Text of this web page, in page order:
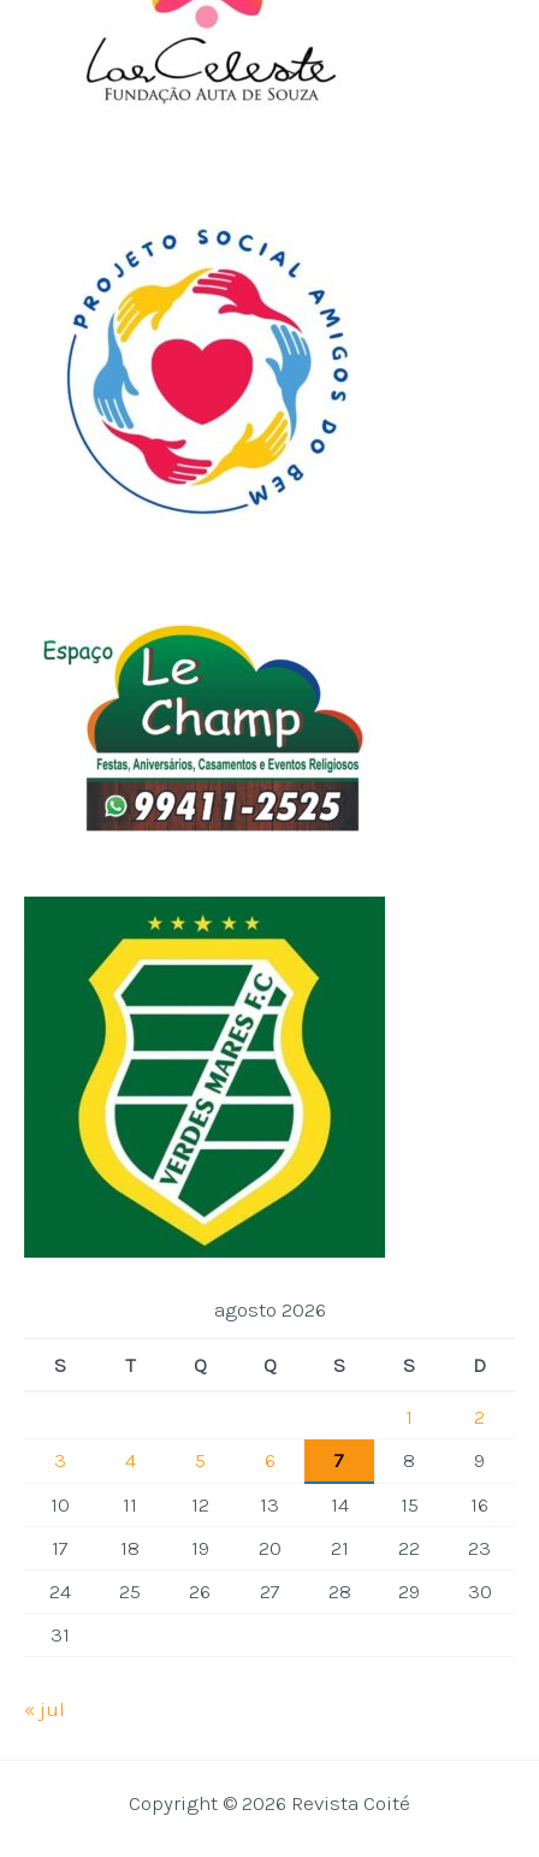
agosto 2026
S T Q Q S S D
1
2
3
4 5 6 7 8
9
10
11 12 13 14 15
16
17
18 19 20 21 22
23
24
25 26 27 28 29
30
31
« jul
Copyright © 2026 Revista Coité